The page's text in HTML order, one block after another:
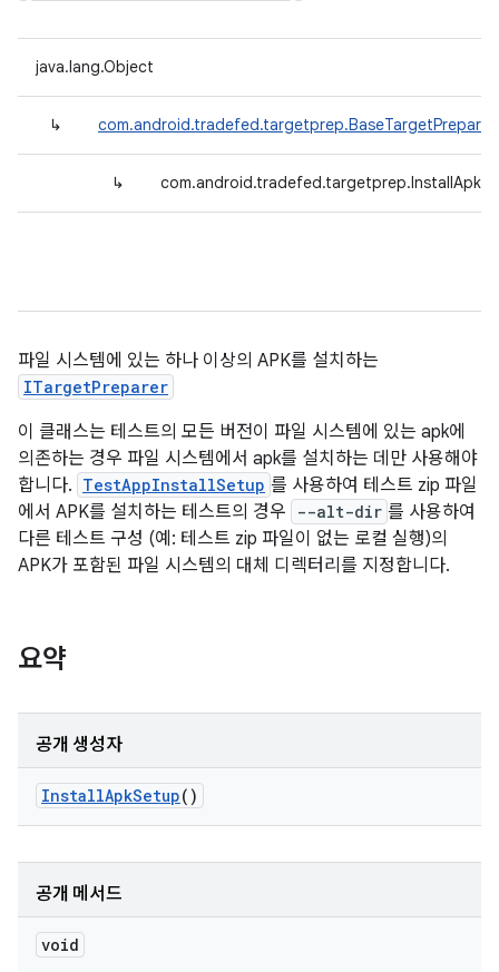
java.lang.Object
↳ com.android.tradefed.targetprep.BaseTargetPreparer
↳
파일 시스템에 있는 하나 이상의 APK를 설치하는
ITargetPreparer
이 클래스는 테스트의 모든 버전이 파일 시스템에 있는 apk에
의존하는 경우 파일 시스템에서 apk를 설치하는 데만 사용해야
합니다. TestAppInstallSetup 를 사용하여 테스트 zip 파일
에서 APK를 설치하는 테스트의 경우
--alt-dir 를 사용하여
다른 테스트 구성 (예: 테스트 zip 파일이 없는 로컬 실행)의
APK가 포함된 파일 시스템의 대체 디렉터리를 지정합니다.
요약
공개 생성자
InstallApkSetup()
공개 메서드
void